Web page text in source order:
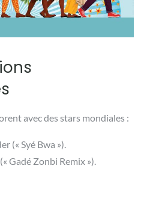
avec des stars mondiales :
(« Syé Bwa »).
Gadé Zonbi Remix »).